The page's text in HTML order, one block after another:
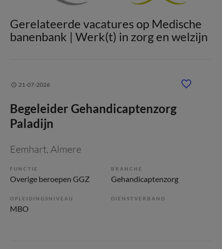
Gerelateerde vacatures op Medische
banenbank | Werk(t) in zorg en welzijn
21-07-2026
Begeleider Gehandicaptenzorg
Paladijn
Eemhart, Almere
FUNCTIE
Overige beroepen GGZ
BRANCHE
Gehandicaptenzorg
OPLEIDINGSNIVEAU
MBO
DIENSTVERBAND